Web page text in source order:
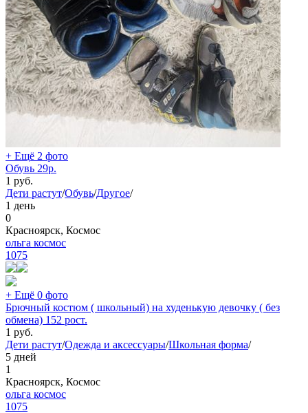
+ Ещё 2 фото
Обувь 29р.
1 руб.
Дети растут/Обувь/Другое/
1 день
0
Красноярск, Космос
ольга космос
1075
+ Ещё 0 фото
Брючный костюм ( школьный) на худенькую девочку ( без
обмена) 152 рост.
1 руб.
Дети растут/Одежда и аксессуары/Школьная форма/
5 дней
1
Красноярск, Космос
ольга космос
1075